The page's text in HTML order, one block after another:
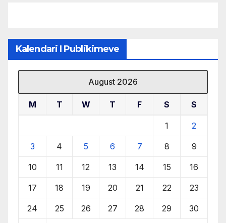
Kalendari I Publikimeve
August 2026
M T W T F S S
1 2
3 4 5 6 7 8 9
10 11 12 13 14 15 16
17 18 19 20 21 22 23
24 25 26 27 28 29 30